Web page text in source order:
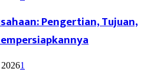
Pengertian, Tujuan,
1